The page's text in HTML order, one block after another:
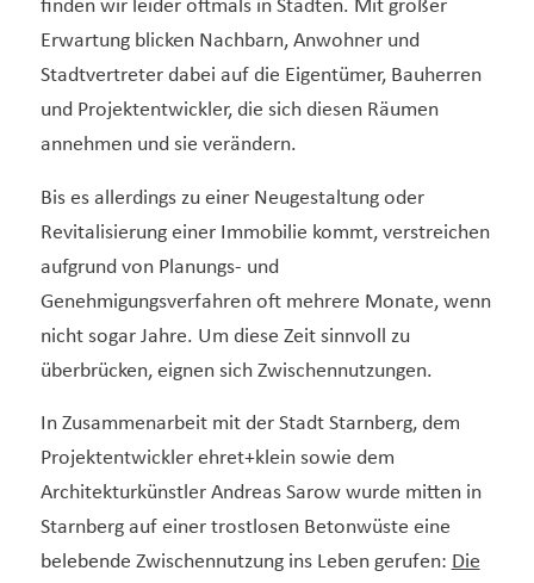
finden wir leider oftmals in Städten. Mit großer
Erwartung blicken Nachbarn, Anwohner und
Stadtvertreter dabei auf die Eigentümer, Bauherren
und Projektentwickler, die sich diesen Räumen
annehmen und sie verändern.
Bis es allerdings zu einer Neugestaltung oder
Revitalisierung einer Immobilie kommt, verstreichen
aufgrund von Planungs- und
Genehmigungsverfahren oft mehrere Monate, wenn
nicht sogar Jahre. Um diese Zeit sinnvoll zu
überbrücken, eignen sich Zwischennutzungen.
In Zusammenarbeit mit der Stadt Starnberg, dem
Projektentwickler ehret+klein sowie dem
Architekturkünstler Andreas Sarow wurde mitten in
Starnberg auf einer trostlosen Betonwüste eine
belebende Zwischennutzung ins Leben gerufen: Die